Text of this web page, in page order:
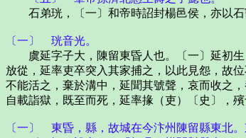
石弟珖，〔一〕和帝時詔封楊邑侯，亦以石
〔一〕 珖音光。
虞延字子大，陳留東昏人也。〔一〕延初生
放從，延率吏卒突入其家捕之，以此見怨，故
不能活之，棄於溝中，延聞其號聲，哀而收之
自載詣獄，既至而死，延率掾（吏）〔史〕，殯
〔一〕 東昏，縣，故城在今汴州陳留縣東北